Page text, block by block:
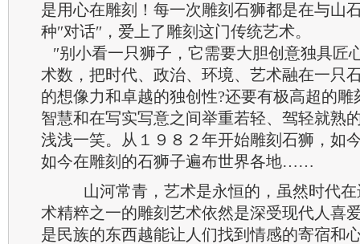
是用心在雕刻！每一次雕刻石狮都是在与山
种″对话″，爱上了雕刻这门传统艺术。
″别小看一只狮子，它需要大胆创意独具匠
术数，把时代、政治、环境、艺术融在一只
的想像力和卓越的独创性?还要有极高超的
智慧和在写实写意之间举重若轻、驾轻就熟
浅浅一笑。从１９８２年开始雕刻石狮，如
如今在雕刻的石狮子遍布世界各地……
山河常青，艺术是永恒的，虽然时代在
术精粹之一的雕刻艺术依然是深受现代人喜
是民族的东西越能让人们找到情感的寄宿和